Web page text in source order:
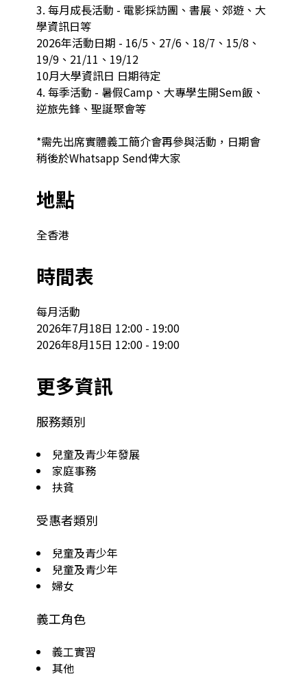
3. 每月成長活動 - 電影採訪團、書展、郊遊、大
學資訊日等
2026年活動日期 - 16/5、27/6、18/7、15/8、
19/9、21/11、19/12
10月大學資訊日 日期待定
4. 每季活動 - 暑假Camp、大專學生開Sem飯、
逆旅先鋒、聖誕聚會等
*需先出席實體義工簡介會再參與活動，日期會
稍後於Whatsapp Send俾大家
地點
全香港
時間表
每月活動
2026年7月18日 12:00 - 19:00
2026年8月15日 12:00 - 19:00
更多資訊
服務類別
兒童及青少年發展
家庭事務
扶貧
受惠者類別
兒童及青少年
兒童及青少年
婦女
義工角色
義工實習
其他